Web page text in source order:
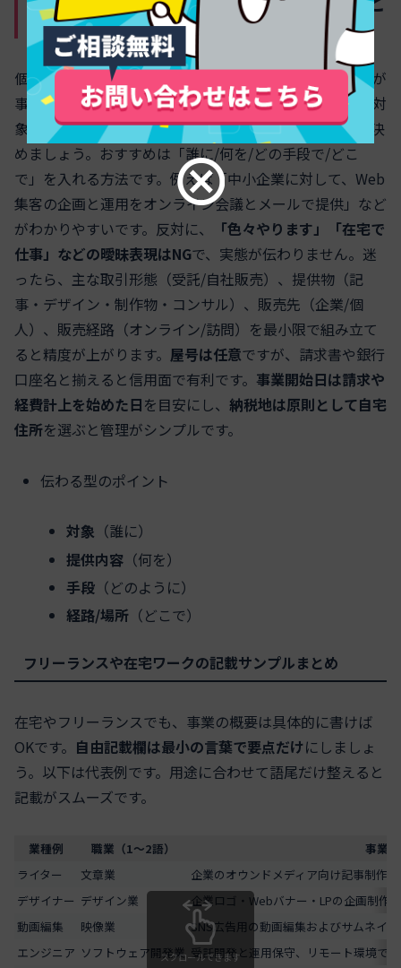
NG表現を伝授
個人事業主開業届の「職業」「事業の概要」は、税務署が
事業の実態を把握しやすいように、提供するサービスと対
象、手段を一文で明確に書くのがコツです。まずは型を決
めましょう。おすすめは「誰に/何を/どの手段で/どこ
で」を入れる方法です。例えば「中小企業に対して、Web
集客の企画と運用をオンライン会議とメールで提供」など
がわかりやすいです。反対に、
「色々やります」「在宅で
仕事」などの曖昧表現はNGで、実態が伝わりません。迷
ったら、主な取引形態（受託/自社販売）、提供物（記
事・デザイン・制作物・コンサル）、販売先（企業/個
人）、販売経路（オンライン/訪問）を最小限で組み立て
ると精度が上がります。 屋号は任意ですが、請求書や銀行
口座名と揃えると信用面で有利です。 事業開始日は請求や
経費計上を始めた日を目安にし、 納税地は原則として自宅
住所を選ぶと管理がシンプルです。
伝わる型のポイント
対象 （誰に）
提供内容 （何を）
手段 （どのように）
経路/場所 （どこで）
フリーランスや在宅ワークの記載サンプルまとめ
在宅やフリーランスでも、事業の概要は具体的に書けば
OKです。 自由記載欄は最小の言葉で要点だけにしましょ
う。以下は代表例です。用途に合わせて語尾だけ整えると
記載がスムーズです。
業種例 職業（1〜2語）
事業
ライター
文章業
企業のオウンドメディア向け記事制作
デザイナー デザイン業
企業ロゴ・Webバナー・LPの企画制作
動画編集
映像業
SNS広告用の動画編集およびサムネイ
エンジニア ソフトウェア開発業 受託開発と運用保守、リモート環境で
スクロールできます